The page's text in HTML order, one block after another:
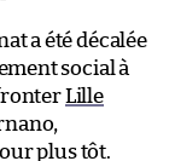
a été décalée
social à
Lille
plus tôt.